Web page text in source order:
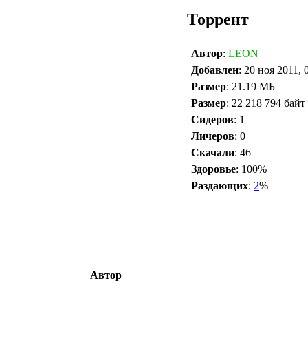
Торрент
Автор: LEON
Добавлен: 20 ноя 2011,
Размер: 21.19 МБ
Размер: 22 218 794 байт
Сидеров: 1
Личеров: 0
Скачали: 46
Здоровье: 100%
Раздающих: 2%
Автор